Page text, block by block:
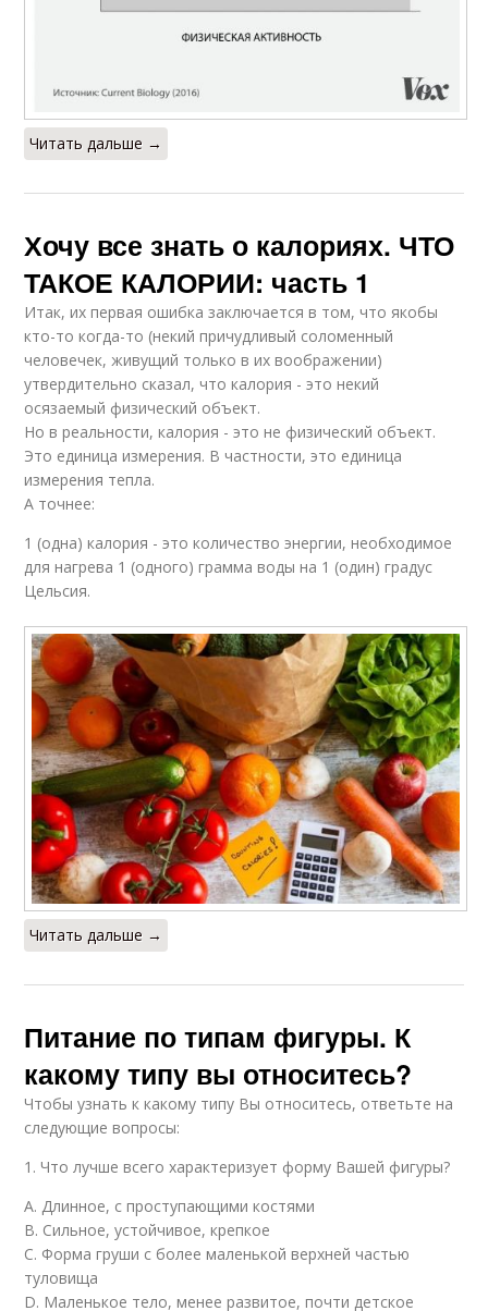
Читать дальше →
Хочу все знать о калориях. ЧТО
ТАКОЕ КАЛОРИИ: часть 1
Итак, их первая ошибка заключается в том, что якобы
кто-то когда-то (некий причудливый соломенный
человечек, живущий только в их воображении)
утвердительно сказал, что калория - это некий
осязаемый физический объект.
Но в реальности, калория - это не физический объект.
Это единица измерения. В частности, это единица
измерения тепла.
А точнее:
1 (одна) калория - это количество энергии, необходимое
для нагрева 1 (одного) грамма воды на 1 (один) градус
Цельсия.
Читать дальше →
Питание по типам фигуры. К
какому типу вы относитесь?
Чтобы узнать к какому типу Вы относитесь, ответьте на
следующие вопросы:
1. Что лучше всего характеризует форму Вашей фигуры?
А. Длинное, с проступающими костями
В. Сильное, устойчивое, крепкое
С. Форма груши с более маленькой верхней частью
туловища
D. Маленькое тело, менее развитое, почти детское